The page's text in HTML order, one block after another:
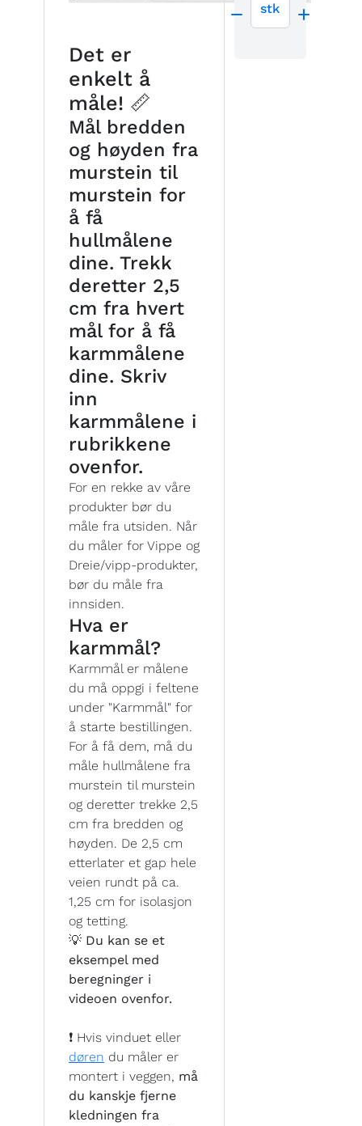
Det er
enkelt å
måle! 📏
Mål bredden
og høyden fra
murstein til
murstein for
å få
hullmålene
dine. Trekk
deretter 2,5
cm fra hvert
mål for å få
karmmålene
dine. Skriv
inn
karmmålene i
rubrikkene
ovenfor.
For en rekke av våre
produkter bør du
måle fra utsiden. Når
du måler for Vippe og
Dreie/vipp-produkter,
bør du måle fra
innsiden.
Hva er
karmmål?
Karmmål er målene
du må oppgi i feltene
under "Karmmål" for
å starte bestillingen.
For å få dem, må du
måle hullmålene fra
murstein til murstein
og deretter trekke 2,5
cm fra bredden og
høyden. De 2,5 cm
etterlater et gap hele
veien rundt på ca.
1,25 cm for isolasjon
og tetting.
💡 Du kan se et
eksempel med
beregninger i
videoen ovenfor.
❗ Hvis vinduet eller
døren du måler er
montert i veggen, må
du kanskje fjerne
kledningen fra
stk